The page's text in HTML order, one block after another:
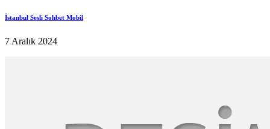
İstanbul Sesli Sohbet Mobil
7 Aralık 2024